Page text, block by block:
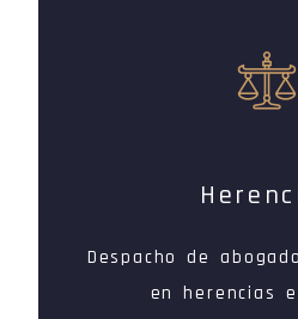
Despacho de
en herencias